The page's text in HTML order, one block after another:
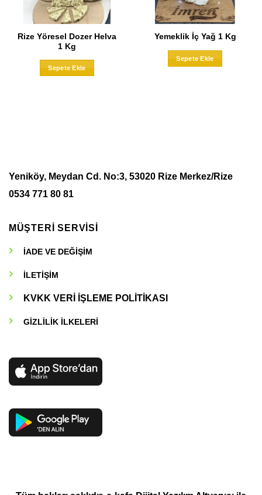
Rize Yöresel Dozer Helva
1 Kg
Sepete Ekle
Yemeklik İç Yağ 1 Kg
Sepete Ekle
Yeniköy, Meydan Cd. No:3, 53020 Rize Merkez/Rize
0534 771 80 81
MÜŞTERİ SERVİSİ
İADE VE DEĞİŞİM
İLETİŞİM
KVKK VERİ İŞLEME POLİTİKASI
GİZLİLİK İLKELERİ